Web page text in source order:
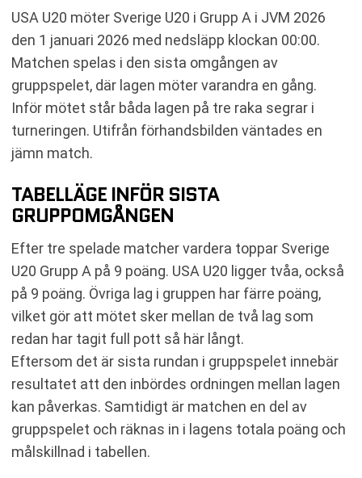
RELATERADE NYHETER
USA U20 möter Sverige U20 i Grupp A i JVM 2026
den 1 januari 2026 med nedsläpp klockan 00:00.
Matchen spelas i den sista omgången av
gruppspelet, där lagen möter varandra en gång.
Inför mötet står båda lagen på tre raka segrar i
turneringen. Utifrån förhandsbilden väntades en
jämn match.
TABELLÄGE INFÖR SISTA
GRUPPOMGÅNGEN
Efter tre spelade matcher vardera toppar Sverige
U20 Grupp A på 9 poäng. USA U20 ligger tvåa, också
på 9 poäng. Övriga lag i gruppen har färre poäng,
vilket gör att mötet sker mellan de två lag som
redan har tagit full pott så här långt.
Eftersom det är sista rundan i gruppspelet innebär
resultatet att den inbördes ordningen mellan lagen
kan påverkas. Samtidigt är matchen en del av
gruppspelet och räknas in i lagens totala poäng och
målskillnad i tabellen.